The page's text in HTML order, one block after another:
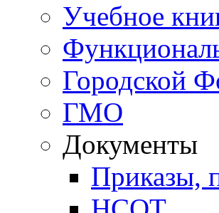
Учебное
Городской
ГМО
Документы
Приказы,